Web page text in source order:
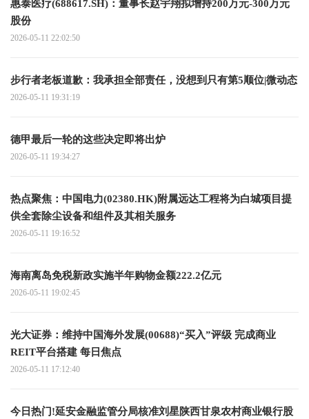
惠泰医疗(688617.SH)：董事长赵宇翔拟增持200万元-300万元
股份
2026-05-11 22:02:50
步行者老板道歉：我承担全部责任，没想到只有第5顺位|微动态
2026-05-11 19:31:19
德甲最后一轮的这些决定即将出炉
2026-05-11 19:34:27
热点聚焦：中国电力(02380.HK)附属远达工程将为白城项目提
供全套除尘设备和组件及其相关服务
2026-05-11 19:16:52
海南离岛免税新政实施半年购物金额222.2亿元
2026-05-11 19:02:45
光大证券：维持中国海外发展(00688)“买入”评级 完成商业
REIT平台搭建 每日焦点
2026-05-11 17:12:40
今日热门!延安金融监管分局核准刘星陕西甘泉农村商业银行股